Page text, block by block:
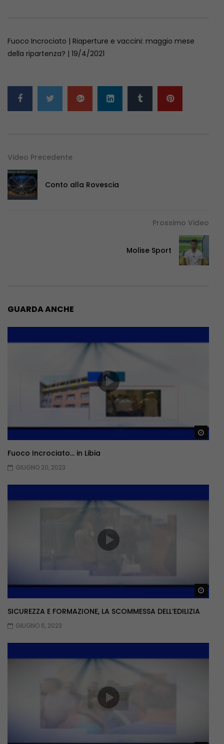
Fuoco Incrociato | Riaperture e vaccini: maggio mese
della ripartenza? | 19/4/2021
Video Precedente
Conto alla Rovescia
Prossimo Video
Molise Sport
GUARDA ANCHE
Fuoco Incrociato… in Libia
GIUGNO 20, 2023
SICUREZZA E FORMAZIONE, LA SCOMMESSA DELL’EDILIZIA
GIUGNO 6, 2023